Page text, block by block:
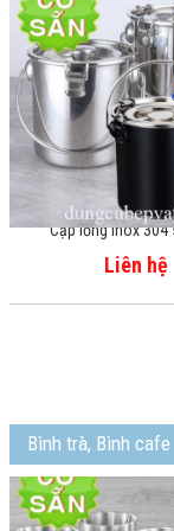
Xô inox có
Liên hệ
Bình trà, Bình cafe